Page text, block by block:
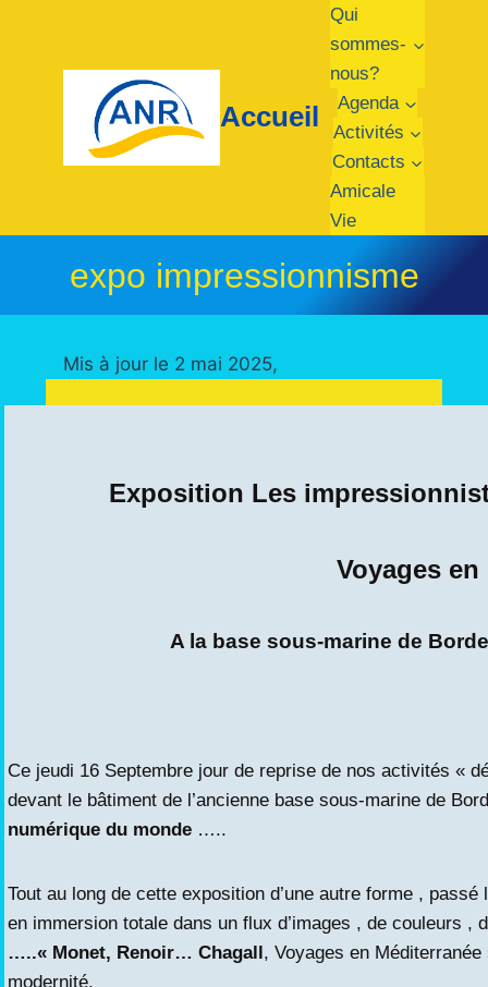
Accueil
Qui
sommes-
nous?
Agenda
Activités
Contacts
Amicale
Vie
expo impressionnisme
Mis à jour le 2 mai 2025,
Exposition Les
Voyages
A la base sous-marine de
Ce jeudi 16 Septembre jour de reprise de nos activités «
devant le bâtiment de l’ancienne base sous-marine de
numérique du monde…..
Tout au long de cette exposition d’une autre forme ,
en immersion totale dans un flux d’images , de couleurs ,
…..« Monet, Renoir… Chagall, Voyages en
modernité.